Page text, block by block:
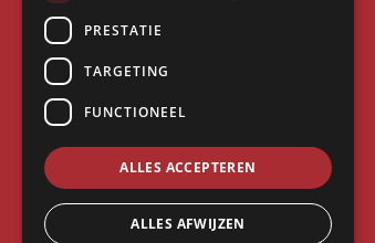
PRESTATIE
TARGETING
FUNCTIONEEL
ALLES ACCEPTEREN
ALLES AFWIJZEN